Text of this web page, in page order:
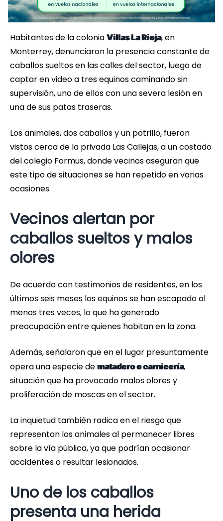
Habitantes de la colonia Villas La Rioja, en
Monterrey, denunciaron la presencia constante de
caballos sueltos en las calles del sector, luego de
captar en video a tres equinos caminando sin
supervisión, uno de ellos con una severa lesión en
una de sus patas traseras.
Los animales, dos caballos y un potrillo, fueron
vistos cerca de la privada Las Callejas, a un costado
del colegio Formus, donde vecinos aseguran que
este tipo de situaciones se han repetido en varias
ocasiones.
Vecinos alertan por
caballos sueltos y malos
olores
De acuerdo con testimonios de residentes, en los
últimos seis meses los equinos se han escapado al
menos tres veces, lo que ha generado
preocupación entre quienes habitan en la zona.
Además, señalaron que en el lugar presuntamente
opera una especie de matadero o carnicería,
situación que ha provocado malos olores y
proliferación de moscas en el sector.
La inquietud también radica en el riesgo que
representan los animales al permanecer libres
sobre la vía pública, ya que podrían ocasionar
accidentes o resultar lesionados.
Uno de los caballos
presenta una herida